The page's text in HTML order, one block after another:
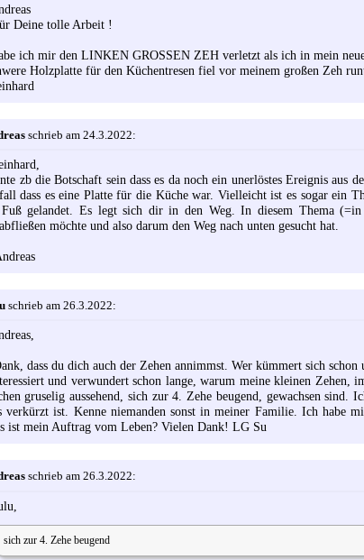
Deine tolle Arbeit !
ich mir den LINKEN GROSSEN ZEH verletzt als ich in mein
Holzplatte für den Küchentresen fiel vor meinem großen Zeh
schrieb am 24.3.2022:
zb die Botschaft sein dass es da noch ein unerlöstes Ereignis aus
dass es eine Platte für die Küche war. Vielleicht ist es sogar ein
gelandet. Es legt sich dir in den Weg. In diesem Thema
möchte und also darum den Weg nach unten gesucht hat.
schrieb am 26.3.2022:
dass du dich auch der Zehen annimmst. Wer kümmert sich schon
und verwundert schon lange, warum meine kleinen Zehen,
gruselig aussehend, sich zur 4. Zehe beugend, gewachsen
verkürzt ist. Kenne niemanden sonst in meiner Familie. Ich habe
ist mein Auftrag vom Leben? Vielen Dank! LG Su
schrieb am 26.3.2022:
sich zur 4. Zehe beugend